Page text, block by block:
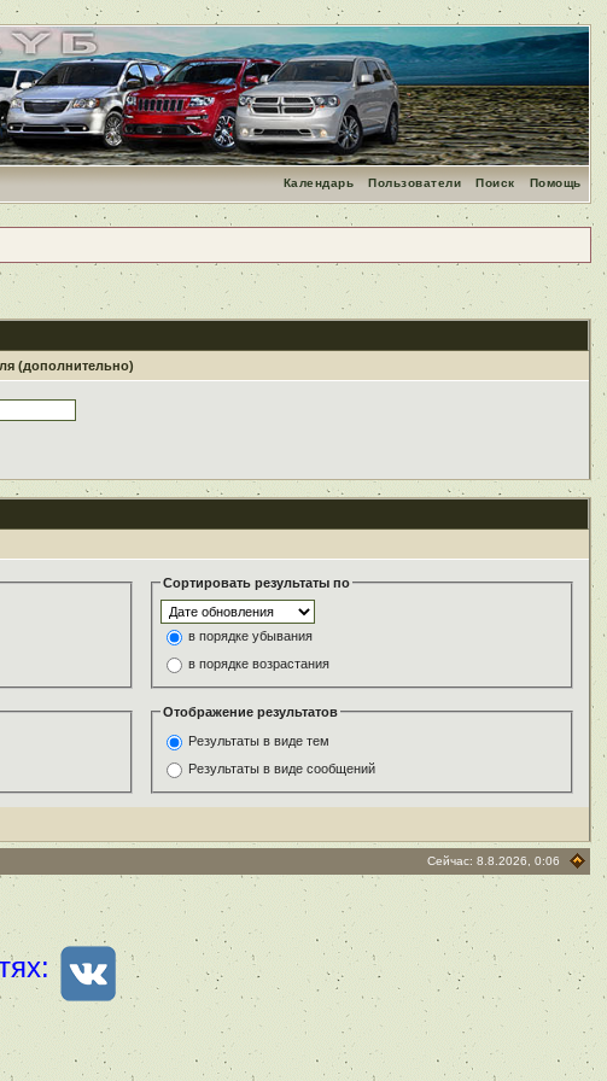
Помощь
Поиск
Пользователи
Календарь
(дополнительно)
Сортировать результаты по
в порядке убывания
в порядке возрастания
Отображение результатов
Результаты в виде тем
Результаты в виде сообщений
Сейчас: 8.8.2026, 0:06